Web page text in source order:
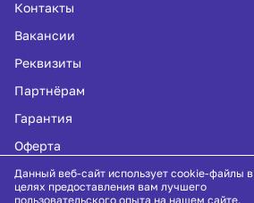
Контакты
Вакансии
Реквизиты
Партнёрам
Гарантия
Оферта
Политика конфиденциальности
Данный веб-сайт использует cookie-файлы в
целях предоставления вам лучшего
пользовательского опыта на нашем сайте.